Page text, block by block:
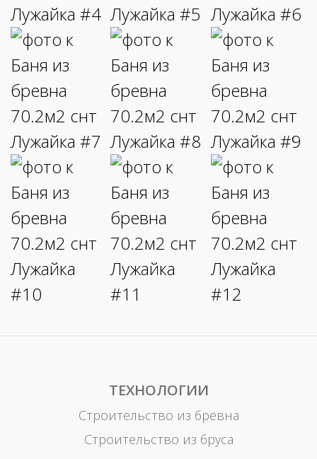
ТЕХНОЛОГИИ
Строительство из бревна
Строительство из бруса